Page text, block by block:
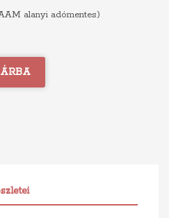
alanyi adómentes)